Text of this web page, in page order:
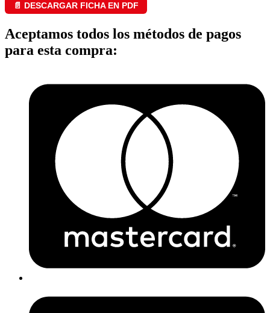
📄 DESCARGAR FICHA EN PDF
Aceptamos todos los métodos de pagos
para esta compra: